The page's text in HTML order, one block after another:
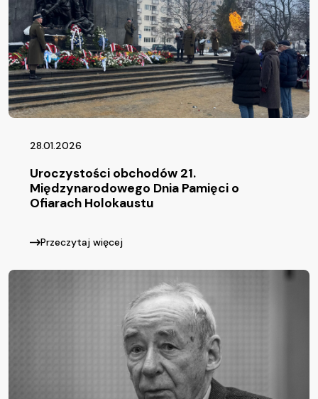
28.01.2026
Uroczystości obchodów 21.
Międzynarodowego Dnia Pamięci o
Ofiarach Holokaustu
Przeczytaj więcej